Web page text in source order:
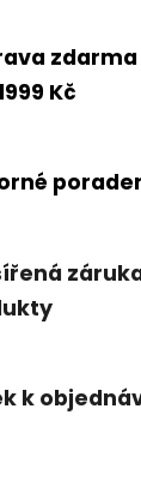
zdarma
Kč
k